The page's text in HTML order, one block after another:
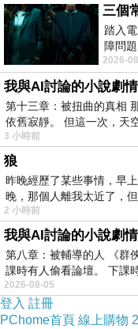
三個
踏入
障問
題 : 記
2026-
我與AI討論的小說劇
第十三章：被扭曲的真相
依舊寂靜。 但這一次，天
3 小時前
狼
昨晚經歷了某些事情，早
晚，那個人離我太近了，
2 小時前
我與AI討論的小說劇
第八章：被輔導的人 《群
課時有人偷看論壇。 下課
2026-08-05
登入 註冊
PChome首頁 線上購物